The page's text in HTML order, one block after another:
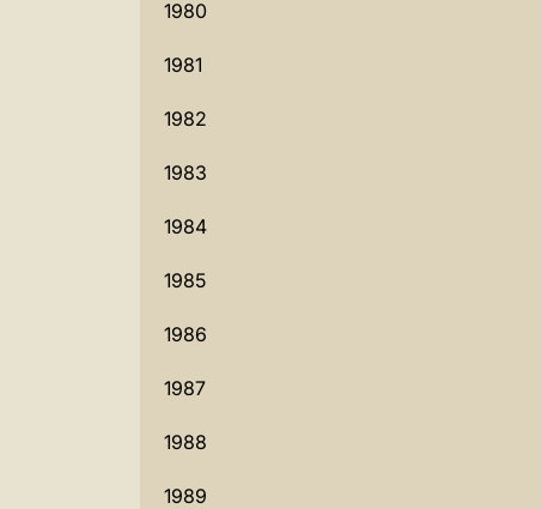
1980
1981
1982
1983
1984
1985
1986
1987
1988
1989